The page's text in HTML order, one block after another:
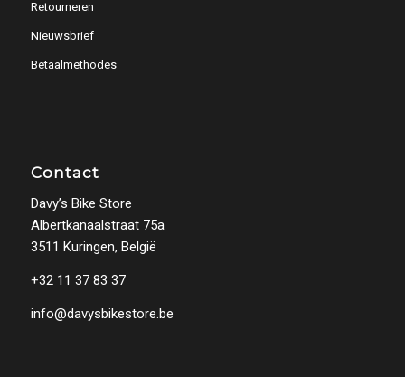
Retourneren
Nieuwsbrief
Betaalmethodes
Contact
Davy’s Bike Store
Albertkanaalstraat 75a
3511 Kuringen, België
+32 11 37 83 37
info@davysbikestore.be